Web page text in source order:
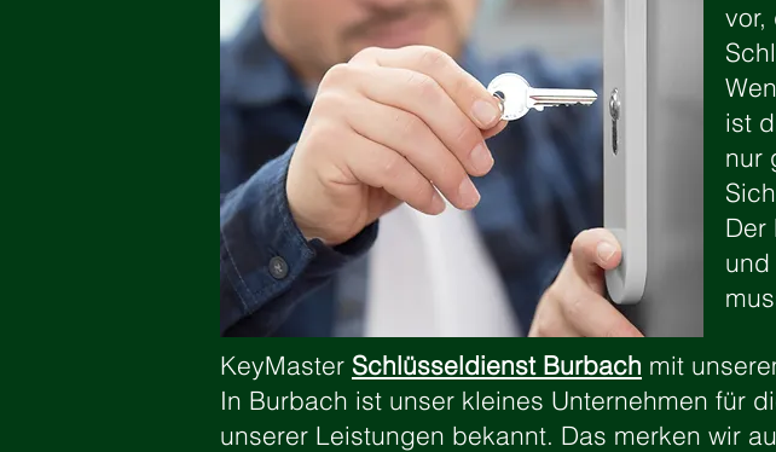
vor,
ist
nur
Der
KeyMaster Schlüsseldienst Burbach mit
In Burbach ist unser kleines Unternehmen für
unserer Leistungen bekannt. Das merken wir